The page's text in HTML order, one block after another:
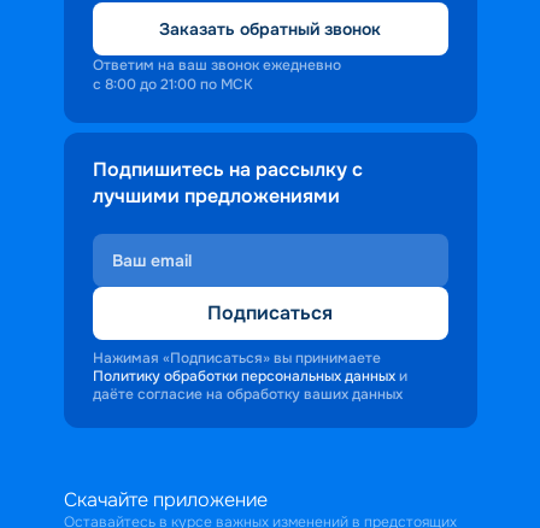
Заказать обратный звонок
Ответим на ваш звонок ежедневно
с 8:00 до 21:00 по МСК
Подпишитесь на рассылку с
лучшими предложениями
Подписаться
Нажимая «Подписаться» вы принимаете
Политику обработки персональных данных и
даёте согласие на обработку ваших данных
Скачайте приложение
Оставайтесь в курсе важных изменений в предстоящих